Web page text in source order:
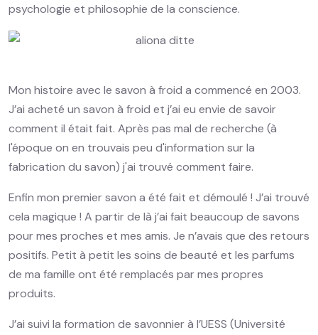
psychologie et philosophie de la conscience.
Mon histoire avec le savon à froid a commencé en 2003.
J’ai acheté un savon à froid et j’ai eu envie de savoir
comment il était fait. Après pas mal de recherche (à
l'époque on en trouvais peu d'information sur la
fabrication du savon) j'ai trouvé comment faire.
Enfin mon premier savon a été fait et démoulé ! J’ai trouvé
cela magique ! A partir de là j’ai fait beaucoup de savons
pour mes proches et mes amis. Je n’avais que des retours
positifs. Petit à petit les soins de beauté et les parfums
de ma famille ont été remplacés par mes propres
produits.
J’ai suivi la formation de savonnier à l’UESS (Université